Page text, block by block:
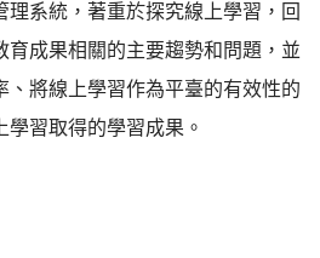
系統，著重於探究線上學習，回
育成果相關的主要趨勢和問題，並
、將線上學習作為平臺的有效性的
習取得的學習成果。